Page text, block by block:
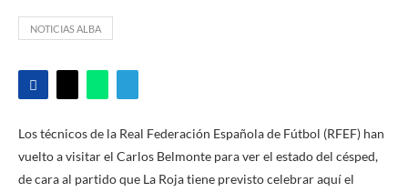
NOTICIAS ALBA
Los técnicos de la Real Federación Española de Fútbol (RFEF) han
vuelto a visitar el Carlos Belmonte para ver el estado del césped,
de cara al partido que La Roja tiene previsto celebrar aquí el